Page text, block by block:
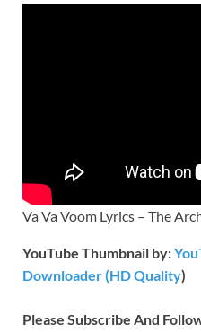
Va Va Voom Lyrics – The
YouTube Thumbnail by:
Downloader (HD Quality)
Please Subscribe And